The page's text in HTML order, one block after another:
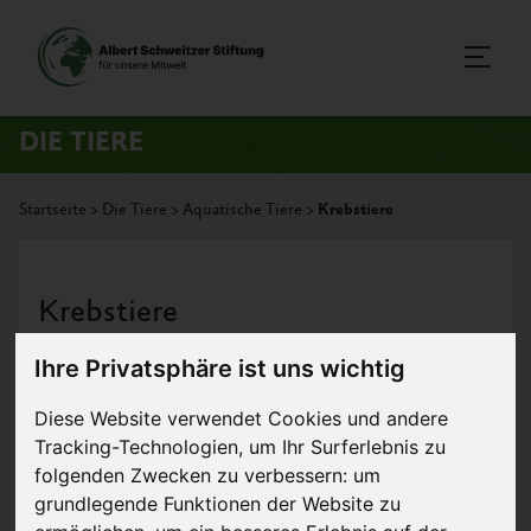
Ihre Privatsphäre ist uns wichtig
Diese Website verwendet Cookies und andere
Tracking-Technologien, um Ihr Surferlebnis zu
folgenden Zwecken zu verbessern: um
grundlegende Funktionen der Website zu
DIE TIERE
Startseite > Die Tiere > Aquatische Tiere > Krebstiere
Krebstiere